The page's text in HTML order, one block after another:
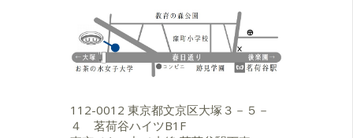
れる。
2000
初のベスト盤『SONGS OF THE
ート・ツアーを100本以上行う。TV-
CM〈キリンビール素材厳選〉を井上
112-0012 東京都文京区大塚３－５－
４ 茗荷谷ハイツB1F